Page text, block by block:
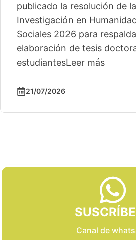
publicado la resolución de
Investigación en
Sociales 2026 para
elaboración de tesis
estudiantesLeer más
21/07/2026
Canal de